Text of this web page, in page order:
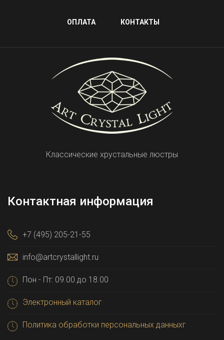
ОПЛАТА КОНТАКТЫ
Классические хрустальные люстры
Контактная информация
+7 (495) 205-21-55
info@artcrystallight.ru
Пон - Пт: 09.00 до 18.00
Электронный каталог
Политика обработки персональных данныхг